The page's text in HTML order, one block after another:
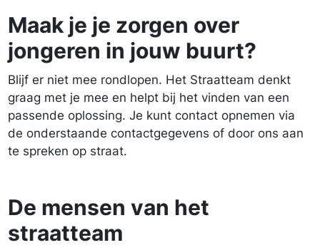
Maak je je zorgen over
jongeren in jouw buurt?
Blijf er niet mee rondlopen. Het Straatteam denkt
graag met je mee en helpt bij het vinden van een
passende oplossing. Je kunt contact opnemen via
de onderstaande contactgegevens of door ons aan
te spreken op straat.
De mensen van het
straatteam